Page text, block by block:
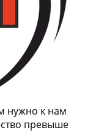
нужно к нам
превыше